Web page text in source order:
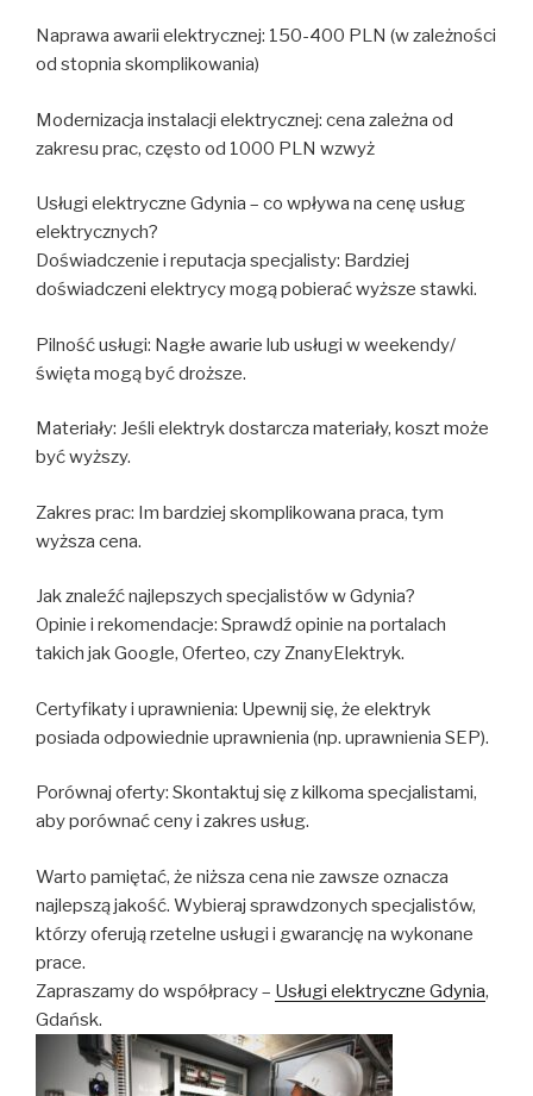
Naprawa awarii elektrycznej: 150-400 PLN (w zależności
od stopnia skomplikowania)
Modernizacja instalacji elektrycznej: cena zależna od
zakresu prac, często od 1000 PLN wzwyż
Usługi elektryczne Gdynia – co wpływa na cenę usług
elektrycznych?
Doświadczenie i reputacja specjalisty: Bardziej
doświadczeni elektrycy mogą pobierać wyższe stawki.
Pilność usługi: Nagłe awarie lub usługi w weekendy/
święta mogą być droższe.
Materiały: Jeśli elektryk dostarcza materiały, koszt może
być wyższy.
Zakres prac: Im bardziej skomplikowana praca, tym
wyższa cena.
Jak znaleźć najlepszych specjalistów w Gdynia?
Opinie i rekomendacje: Sprawdź opinie na portalach
takich jak Google, Oferteo, czy ZnanyElektryk.
Certyfikaty i uprawnienia: Upewnij się, że elektryk
posiada odpowiednie uprawnienia (np. uprawnienia SEP).
Porównaj oferty: Skontaktuj się z kilkoma specjalistami,
aby porównać ceny i zakres usług.
Warto pamiętać, że niższa cena nie zawsze oznacza
najlepszą jakość. Wybieraj sprawdzonych specjalistów,
którzy oferują rzetelne usługi i gwarancję na wykonane
prace.
Zapraszamy do współpracy – Usługi elektryczne Gdynia,
Gdańsk.